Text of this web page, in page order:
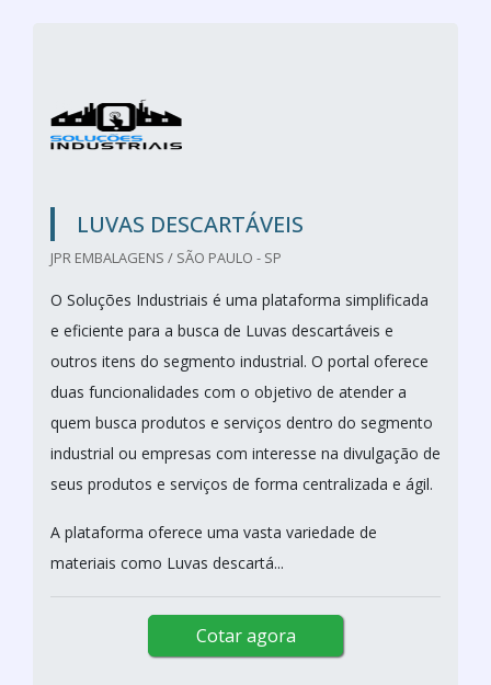
LUVAS DESCARTÁVEIS
JPR EMBALAGENS / SÃO PAULO - SP
O Soluções Industriais é uma plataforma simplificada
e eficiente para a busca de Luvas descartáveis e
outros itens do segmento industrial. O portal oferece
duas funcionalidades com o objetivo de atender a
quem busca produtos e serviços dentro do segmento
industrial ou empresas com interesse na divulgação de
seus produtos e serviços de forma centralizada e ágil.
A plataforma oferece uma vasta variedade de
materiais como Luvas descartá...
Cotar agora